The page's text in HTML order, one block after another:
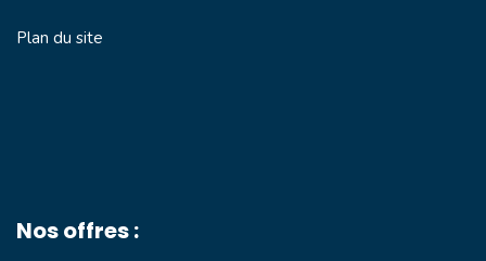
Plan du site
Nos offres :